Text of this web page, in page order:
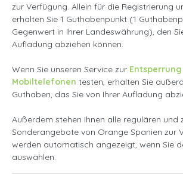
zur Verfügung. Allein für die Registrierung
erhalten Sie 1 Guthabenpunkt (1
Gegenwert in Ihrer Landeswährung), den
Aufladung abziehen können.
Wenn Sie unseren Service zur
Mobiltelefonen testen, erhalten Sie
Guthaben, das Sie von Ihrer Aufladung
Außerdem stehen Ihnen alle regulären und
Sonderangebote von Orange Spanien zur
werden automatisch angezeigt, wenn Sie
auswählen.